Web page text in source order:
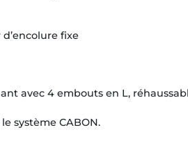
fixe
avec 4 embouts en L,
système CABON.